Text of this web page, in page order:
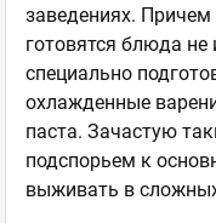
заведениях. Причем
готовятся блюда
специально
охлажденные
паста. Зачастую
подспорьем к
выживать в